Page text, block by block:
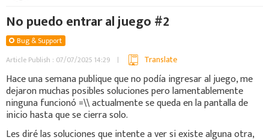
No puedo entrar al juego #2
Bug & Support
Article Publish : 07/07/2025 14:29
Translate
Hace una semana publique que no podía ingresar al juego, me
dejaron muchas posibles soluciones pero lamentablemente
ninguna funcionó =\\ actualmente se queda en la pantalla de
inicio hasta que se cierra solo.
Les diré las soluciones que intente a ver si existe alguna otra,